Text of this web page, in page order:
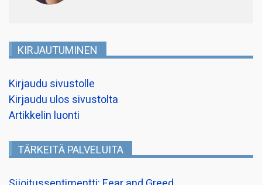
KIRJAUTUMINEN
Kirjaudu sivustolle
Kirjaudu ulos sivustolta
Artikkelin luonti
TÄRKEITÄ PALVELUITA